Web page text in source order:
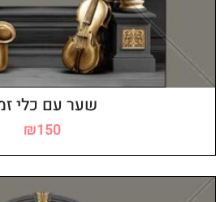
שער עם כלי
₪150